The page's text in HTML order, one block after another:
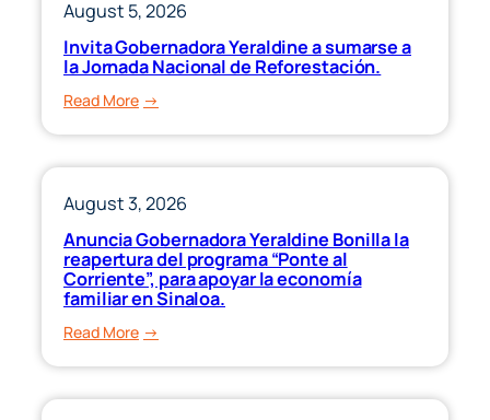
2022
y
anteriores”
más
4,700
este
miércoles.
August 5, 2026
Invita Gobernadora Yeraldine a sumarse a
la Jornada Nacional de Reforestación.
Read More:
a
la
Jornada
Nacional
August 3, 2026
Anuncia Gobernadora Yeraldine Bonilla la
reapertura del programa “Ponte al
Corriente”, para apoyar la economía
familiar en Sinaloa.
Read More: